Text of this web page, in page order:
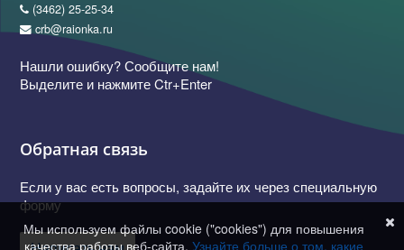
(3462) 25-25-34
crb@raionka.ru
Нашли ошибку? Сообщите нам!
Выделите и нажмите Ctr+Enter
Обратная связь
Если у вас есть вопросы, задайте их через специальную
форму
Мы используем файлы cookie ("cookies") для повышения
качества работы веб-сайта. Узнайте больше о том, какие